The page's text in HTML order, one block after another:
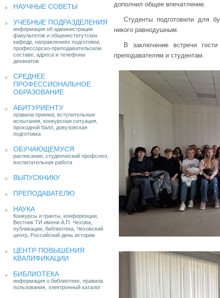
НАУЧНЫЕ СОВЕТЫ
УЧЕБНЫЕ ПОДРАЗДЕЛЕНИЯ
информация об администрации
факультетов и общеинститутских
кафедр, направлениях подготовки,
профессорско-преподавательском
составе, адреса и телефоны
деканатов
СРЕДНЕЕ
ПРОФЕССИОНАЛЬНОЕ
ОБРАЗОВАНИЕ
АБИТУРИЕНТУ
правила приема, вступительные
испытания, конкурсная ситуация,
проходной балл, довузовская
подготовка
ОБУЧАЮЩЕМУСЯ
расписание, студенческий профсоюз,
воспитательная работа
ВЫПУСКНИКУ
ПРЕПОДАВАТЕЛЮ
НАУКА
Конкурсы и гранты, конференции,
Вестник ТИ имени А.П. Чехова,
публикации, библиотека, Чеховский
центр, Российский день истории
ЦЕНТР ПОВЫШЕНИЯ
КВАЛИФИКАЦИИ
БИБЛИОТЕКА
информация о библиотеке, правила
пользования, электронный каталог
дополнил общее впечатление.
Студенты подготовили для
никого равнодушным.
В заключение встречи
преподавателям и студентам.